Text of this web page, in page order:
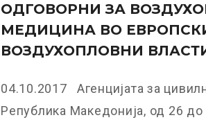
ОДГОВОРНИ ЗА
МЕДИЦИНА ВО
ВОЗДУХОПЛОВНИ
04.10.2017 Агенцијата за
Република Македонија, од 26 до